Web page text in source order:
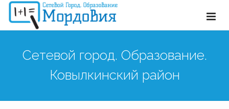
Сетевой город. Образование.
Ковылкинский район